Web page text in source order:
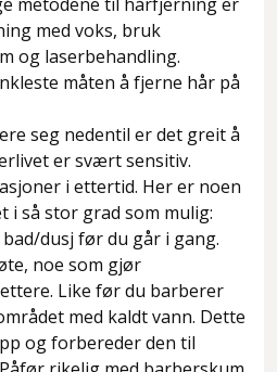
med voks, bruk
og laserbehandling.
måten å fjerne hår på
seg nedentil er det greit å
er svært sensitiv.
i ettertid. Her er noen
i så stor grad som mulig:
dusj før du går i gang.
noe som gjør
Like før du barberer
med kaldt vann. Dette
og forbereder den til